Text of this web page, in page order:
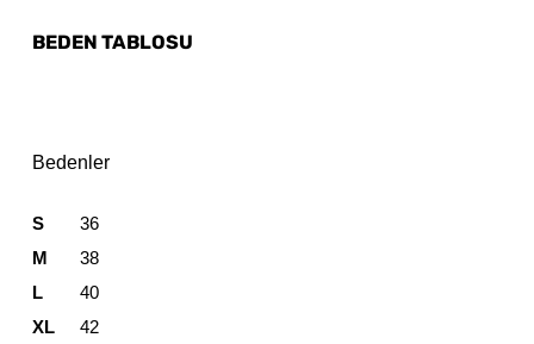
BEDEN TABLOSU
Bedenler
S
36
M
38
L
40
XL
42